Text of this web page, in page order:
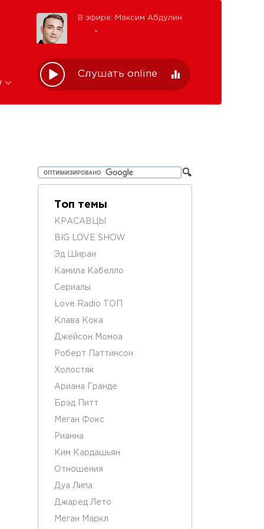
В эфире: Максим Абдулин
Слушать online
Топ темы
КРАСАВЦЫ
BIG LOVE SHOW
Эд Ширан
Камила Кабелло
Сериалы
Love Radio ТОП
Клава Кока
Джейсон Момоа
Роберт Паттинсон
Холостяк
Ариана Гранде
Брэд Питт
Меган Фокс
Рианна
Ким Кардашьян
Отношения
Дуа Липа
Джаред Лето
Меган Маркл